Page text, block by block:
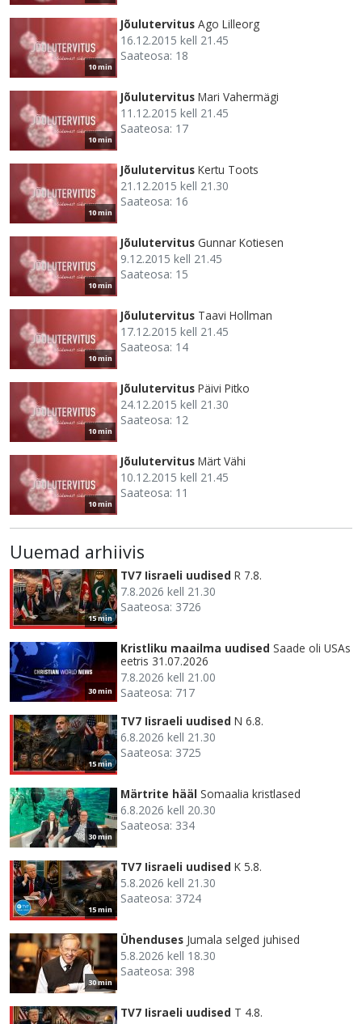
10 min
Jõulutervitus Ago Lilleorg
16.12.2015 kell 21.45
Saateosa: 18
10 min
Jõulutervitus Mari Vahermägi
11.12.2015 kell 21.45
Saateosa: 17
10 min
Jõulutervitus Kertu Toots
21.12.2015 kell 21.30
Saateosa: 16
10 min
Jõulutervitus Gunnar Kotiesen
9.12.2015 kell 21.45
Saateosa: 15
10 min
Jõulutervitus Taavi Hollman
17.12.2015 kell 21.45
Saateosa: 14
10 min
Jõulutervitus Päivi Pitko
24.12.2015 kell 21.30
Saateosa: 12
10 min
Jõulutervitus Märt Vähi
10.12.2015 kell 21.45
Saateosa: 11
Uuemad arhiivis
15 min
TV7 Iisraeli uudised R 7.8.
7.8.2026 kell 21.30
Saateosa: 3726
30 min
Kristliku maailma uudised Saade oli USAs
eetris 31.07.2026
7.8.2026 kell 21.00
Saateosa: 717
15 min
TV7 Iisraeli uudised N 6.8.
6.8.2026 kell 21.30
Saateosa: 3725
30 min
Märtrite hääl Somaalia kristlased
6.8.2026 kell 20.30
Saateosa: 334
15 min
TV7 Iisraeli uudised K 5.8.
5.8.2026 kell 21.30
Saateosa: 3724
30 min
Ühenduses Jumala selged juhised
5.8.2026 kell 18.30
Saateosa: 398
TV7 Iisraeli uudised T 4.8.